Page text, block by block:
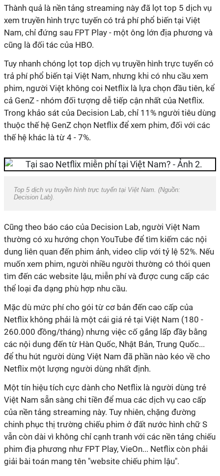
Thành quả là nền tảng streaming này đã lọt top 5 dịch vụ
xem truyền hình trực tuyến có trả phí phổ biến tại Việt
Nam, chỉ đứng sau FPT Play - một ông lớn địa phương và
cũng là đối tác của HBO.
Tuy nhanh chóng lọt top dịch vụ truyền hình trực tuyến có
trả phí phổ biến tại Việt Nam, nhưng khi có nhu cầu xem
phim, người Việt không coi Netflix là lựa chọn đầu tiên, kể
cả GenZ - nhóm đối tượng dễ tiếp cận nhất của Netflix.
Trong khảo sát của Decision Lab, chỉ 11% người tiêu dùng
thuộc thế hệ GenZ chọn Netflix để xem phim, đối với các
thế hệ khác là từ 4 - 7%.
Top 5 dịch vụ truyền hình trực tuyến tại Việt Nam. (Nguồn:
Decision Lab).
Cũng theo báo cáo của Decision Lab, người Việt Nam
thường có xu hướng chọn YouTube để tìm kiếm các nội
dung liên quan đến phim ảnh, video clip với tỷ lệ 52%. Nếu
muốn xem phim, người nhiều người thường có thói quen
tìm đến các website lậu, miễn phí và được cung cấp các
thể loại đa dạng phù hợp nhu cầu.
Mặc dù mức phí cho gói từ cơ bản đến cao cấp của
Netflix không phải là một cái giá rẻ tại Việt Nam (180 -
260.000 đồng/tháng) nhưng việc cố gắng lấp đầy bằng
các nội dung đến từ Hàn Quốc, Nhật Bản, Trung Quốc...
để thu hút người dùng Việt Nam đã phần nào kéo về cho
Netflix một lượng người dùng nhất định.
Một tín hiệu tích cực dành cho Netflix là người dùng trẻ
Việt Nam sẵn sàng chi tiền để mua các dịch vụ cao cấp
của nền tảng streaming này. Tuy nhiên, chặng đường
chinh phục thị trường chiếu phim ở đất nước hình chữ S
vẫn còn dài vì không chỉ cạnh tranh với các nền tảng chiếu
phim địa phương như FPT Play, VieOn... Netflix còn phải
giải bài toán mang tên "website chiếu phim lậu".